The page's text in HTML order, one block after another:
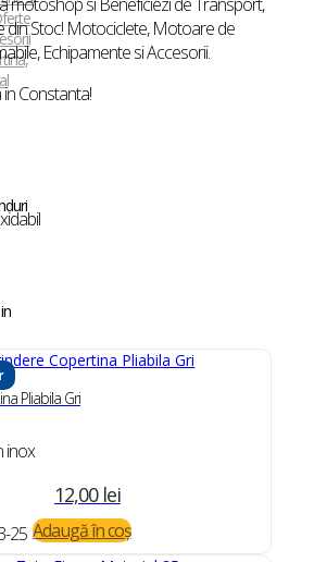
,
inox
25
din Stoc! Motociclete, Motoare de
Echipamente si Accesorii.
Constanta!
Pliabila Gri
12,00 lei
Adaugă în coș